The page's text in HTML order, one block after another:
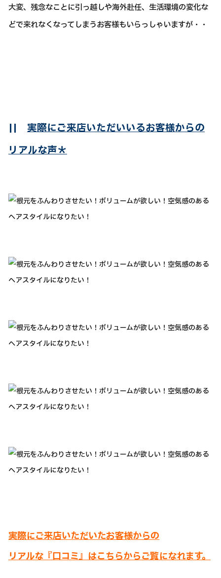
大変、残念なことに引っ越しや海外赴任、生活環境の変化な
どで来れなくなってしまうお客様もいらっしゃいますが・・
|| 実際にご来店いただいいるお客様からの
リアルな声＊
実際にご来店いただいたお客様からの
リアルな『口コミ』はこちらからご覧になれます。